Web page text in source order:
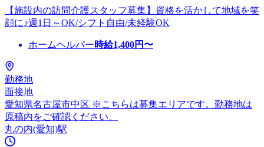
【施設内の訪問介護スタッフ募集】資格を活かして地域を笑
顔に♪週1日～OK/シフト自由/未経験OK
ホームヘルパー時給1,400円〜
勤務地
面接地
愛知県名古屋市中区 ※こちらは募集エリアです。勤務地は
原稿内をご確認ください。
丸の内(愛知)駅